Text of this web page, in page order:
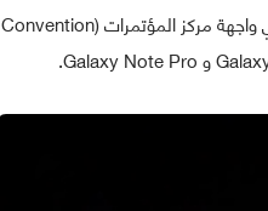
إكتشف ليلة الأحد إلى الإثنين ملصق كبير في واجهة مركز المؤتمرات (Convention